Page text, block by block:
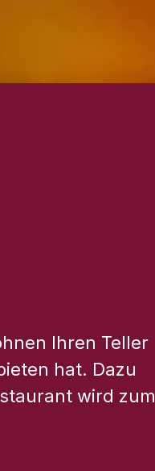
Ihren Teller
hat. Dazu
wird zum